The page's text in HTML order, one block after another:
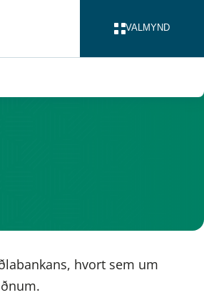
VALMYND
hvort sem um